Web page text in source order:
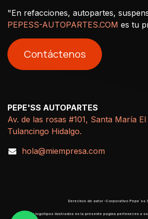
"En refacciones, autopartes,
PEPESS-AUTOPARTES.COM es tu
Contáctenos
PEPE'SS AUTOPARTES
Av. de las rosas #101, Santa María
Tulancingo Hidalgo.
hola@miempresa.com
Derechos de autor -Corporativo Pepe´ss
Marcas y logotipos ilustrados en la presente pagina pertenecen a